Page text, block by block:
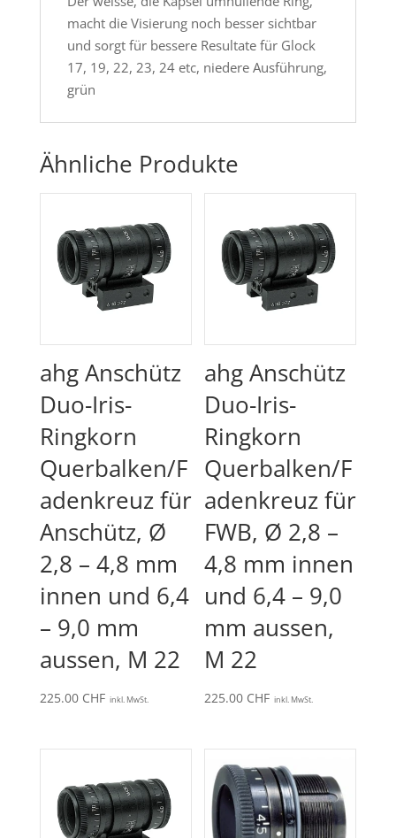
macht die Visierung noch besser sichtbar
und sorgt für bessere Resultate für Glock
17, 19, 22, 23, 24 etc, niedere Ausführung,
grün
Ähnliche Produkte
ahg Anschütz
Duo-Iris-
Ringkorn
Querbalken/F
adenkreuz für
Anschütz, Ø
2,8 – 4,8 mm
innen und 6,4
– 9,0 mm
aussen, M 22
225.00 CHF inkl. MwSt.
ahg Anschütz
Duo-Iris-
Ringkorn
Querbalken/F
adenkreuz für
FWB, Ø 2,8 –
4,8 mm innen
und 6,4 – 9,0
mm aussen,
M 22
225.00 CHF inkl. MwSt.